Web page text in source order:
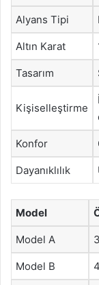
Alyans Tipi
Altın Karat
Tasarım
Kişiselleştirme
Konfor
Dayanıklılık
Model
Model A
Model B